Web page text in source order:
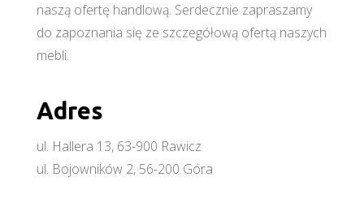
naszą ofertę handlową. Serdecznie zapraszamy
do zapoznania się ze szczegółową ofertą naszych
mebli.
Adres
ul. Hallera 13, 63-900 Rawicz
ul. Bojowników 2, 56-200 Góra